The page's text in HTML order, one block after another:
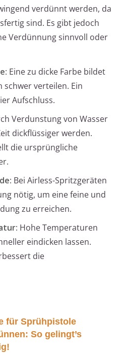
verdünnt werden, da
sind. Es gibt jedoch
Verdünnung sinnvoll oder
: Eine zu dicke Farbe bildet
schwer verteilen. Ein
Aufschluss.
Verdunstung von Wasser
dickflüssiger werden.
die ursprüngliche
: Bei Airless-Spritzgeräten
nötig, um eine feine und
zu erreichen.
: Hohe Temperaturen
eindicken lassen.
die
für Sprühpistole
So gelingt’s